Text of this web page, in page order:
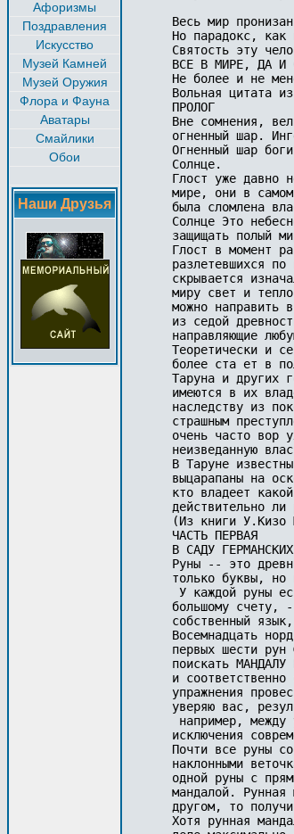
Афоризмы
Поздравления
Искусство
Музей Камней
Музей Оружия
Флора и Фауна
Аватары
Смайлики
Обои
Наши Друзья
Весь мир
Но парадокс, как
Святость эту
ВСЕ В МИРЕ, ДА И
Не более и не
Вольная цитата
ПРОЛОГ
Вне сомнения,
огненный шар.
Огненный шар
Солнце.
Глост уже давно
мире, они в самом
была сломлена
Солнце Это
защищать полый
Глост в момент
разлетевшихся
скрывается
миру свет и
можно направить
из седой
направляющие
Теоретически и
более ста ет в
Таруна и других
имеются в их
наследству из
страшным
очень часто вор
неизведанную
В Таруне
выцарапаны на
кто владеет
действительно
(Из книги У.Кизо
ЧАСТЬ ПЕРВАЯ
В САДУ
Руны -- это
только буквы, но
У каждой руны
большому счету,
собственный
Восемнадцать
первых шести
поискать
и
упражнения
уверяю вас,
например, между
исключения
Почти все руны
наклонными
одной руны с
мандалой. Рунная
другом, то
Хотя рунная